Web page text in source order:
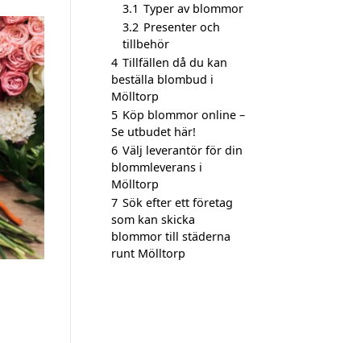
3.1 Typer av blommor
3.2 Presenter och
tillbehör
4 Tillfällen då du kan
beställa blombud i
Mölltorp
5 Köp blommor online –
Se utbudet här!
6 Välj leverantör för din
blommleverans i
Mölltorp
7 Sök efter ett företag
som kan skicka
blommor till städerna
runt Mölltorp